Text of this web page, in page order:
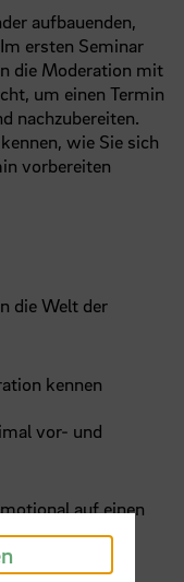
aufbauenden,
ersten Seminar
die Moderation mit
um einen Termin
nachzubereiten.
wie Sie sich
vorbereiten
die Welt der
kennen
vor- und
auf einen